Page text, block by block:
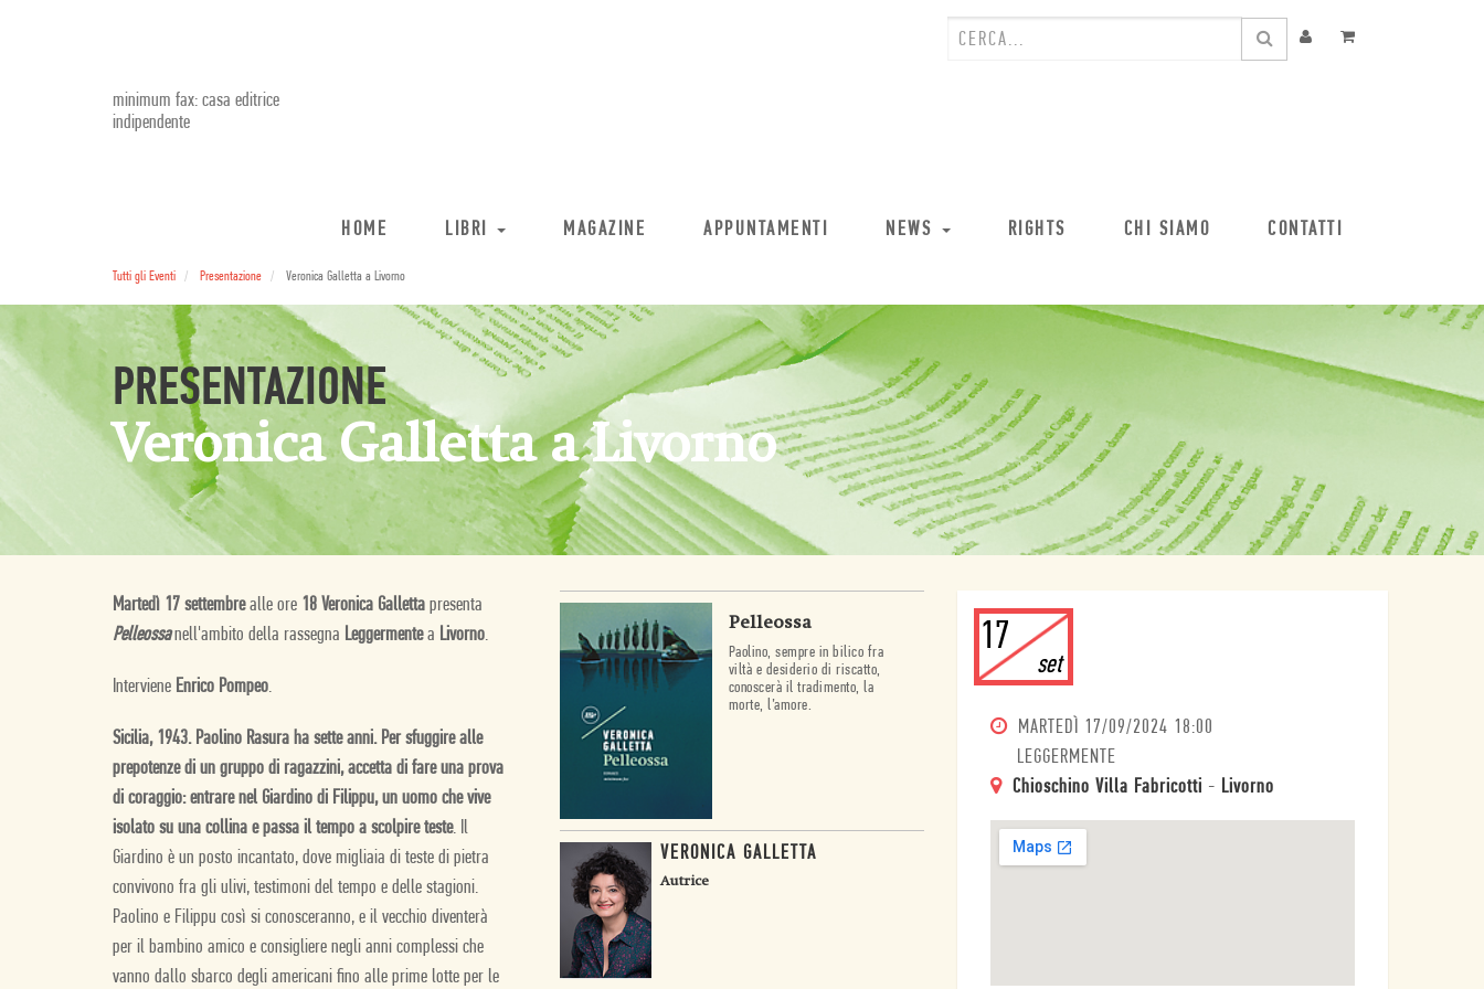
minimum fax: casa editrice
indipendente
HOME LIBRI MAGAZINE APPUNTAMENTI NEWS RIGHTS CHI SIAMO CONTATTI
Tutti gli Eventi Presentazione Veronica Galletta a Livorno
PRESENTAZIONE
Veronica Galletta a Livorno
Martedì 17 settembrealle ore 18 Veronica Galletta presenta
Pelleossanell'ambito della rassegna Leggermentea Livorno.
Interviene Enrico Pompeo.
Sicilia, 1943. Paolino Rasura ha sette anni. Per sfuggire alle
prepotenze di un gruppo di ragazzini, accetta di fare una prova
di coraggio: entrare nel Giardino di Filippu, un uomo che vive
isolato su una collina e passa il tempo a scolpire teste. Il
Giardino è un posto incantato, dove migliaia di teste di pietra
convivono fra gli ulivi, testimoni del tempo e delle stagioni.
Paolino e Filippu così si conosceranno, e il vecchio diventerà
per il bambino amico e consigliere negli anni complessi che
vanno dallo sbarco degli americani fino alle prime lotte per le
Pelleossa
Paolino, sempre in bilico fra
viltà e desiderio di riscatto,
conoscerà il tradimento, la
morte, l’amore.
VERONICA GALLETTA
Autrice
17
set
MARTEDÌ 17/09/2024 18:00
LEGGERMENTE
Chioschino Villa Fabricotti - Livorno